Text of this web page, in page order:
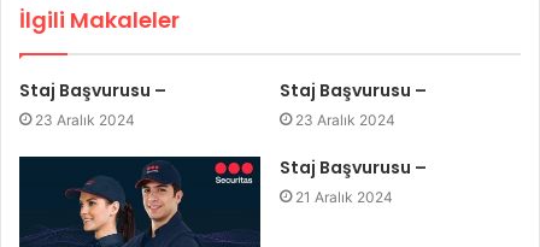
İlgili Makaleler
Staj Başvurusu –
23 Aralık 2024
Staj Başvurusu –
23 Aralık 2024
Staj Başvurusu –
21 Aralık 2024